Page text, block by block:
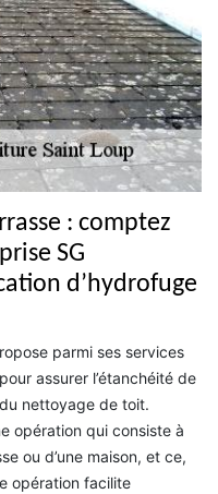
: comptez
SG
d’hydrofuge
parmi ses services
assurer l’étanchéité de
nettoyage de toit.
opération qui consiste à
ou d’une maison, et ce,
opération facilite